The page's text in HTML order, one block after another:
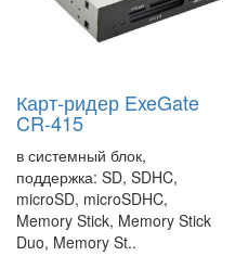
Карт-ридер ExeGate
CR-415
в системный блок,
поддержка: SD, SDHC,
microSD, microSDHC,
Memory Stick, Memory Stick
Duo, Memory St..